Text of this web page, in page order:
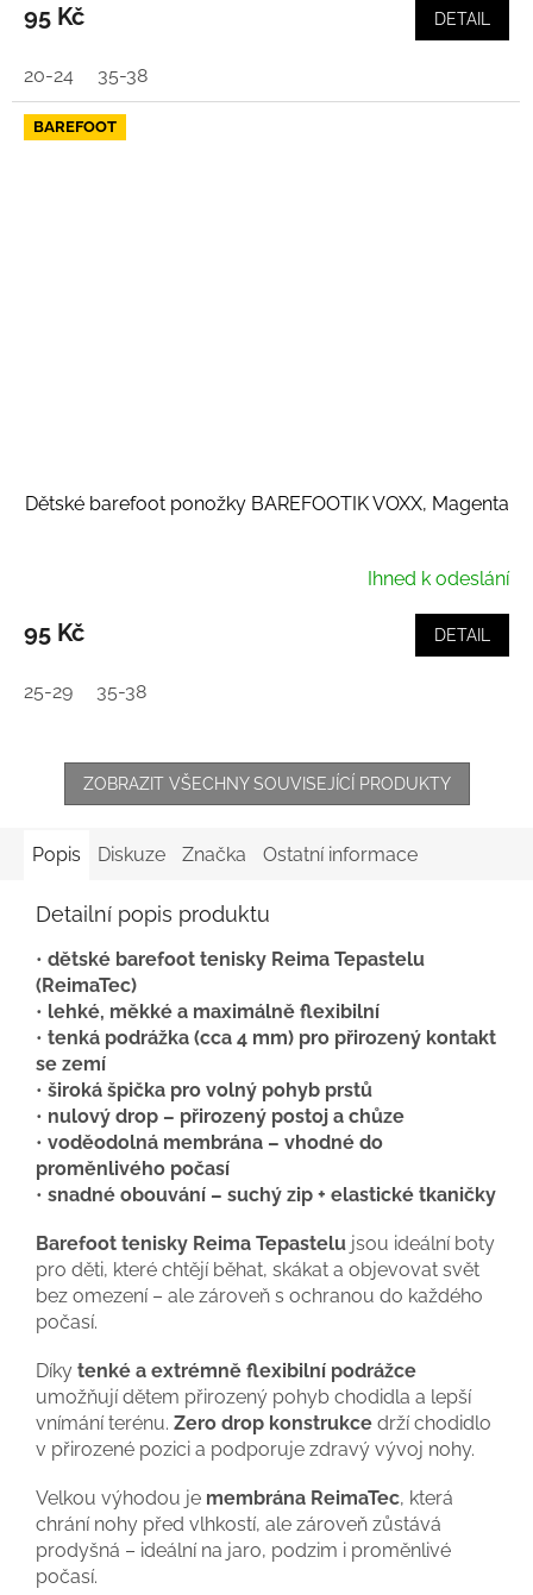
95 Kč DETAIL
20-24 35-38
BAREFOOT
Dětské barefoot ponožky BAREFOOTIK VOXX, Magenta
Ihned k odeslání
95 Kč DETAIL
25-29 35-38
ZOBRAZIT VŠECHNY SOUVISEJÍCÍ PRODUKTY
Popis Diskuze Značka Ostatní informace
Detailní popis produktu
• dětské barefoot tenisky Reima Tepastelu
(ReimaTec)
• lehké, měkké a maximálně flexibilní
• tenká podrážka (cca 4 mm) pro přirozený kontakt
se zemí
• široká špička pro volný pohyb prstů
• nulový drop – přirozený postoj a chůze
• voděodolná membrána – vhodné do
proměnlivého počasí
• snadné obouvání – suchý zip + elastické tkaničky
Barefoot tenisky Reima Tepastelu jsou ideální boty
pro děti, které chtějí běhat, skákat a objevovat svět
bez omezení – ale zároveň s ochranou do každého
počasí.
Díky tenké a extrémně flexibilní podrážce
umožňují dětem přirozený pohyb chodidla a lepší
vnímání terénu. Zero drop konstrukce drží chodidlo
v přirozené pozici a podporuje zdravý vývoj nohy.
Velkou výhodou je membrána ReimaTec, která
chrání nohy před vlhkostí, ale zároveň zůstává
prodyšná – ideální na jaro, podzim i proměnlivé
počasí.